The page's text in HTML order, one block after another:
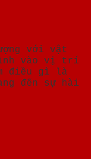
với vật
vào vị trí
điều gì là
đến sự hài